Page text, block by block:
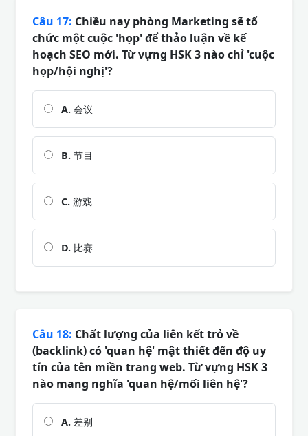
Câu 17: Chiều nay phòng Marketing sẽ tổ
chức một cuộc 'họp' để thảo luận về kế
hoạch SEO mới. Từ vựng HSK 3 nào chỉ 'cuộc
họp/hội nghị'?
A. 会议
B. 节目
C. 游戏
D. 比赛
Câu 18: Chất lượng của liên kết trỏ về
(backlink) có 'quan hệ' mật thiết đến độ uy
tín của tên miền trang web. Từ vựng HSK 3
nào mang nghĩa 'quan hệ/mối liên hệ'?
A. 差别